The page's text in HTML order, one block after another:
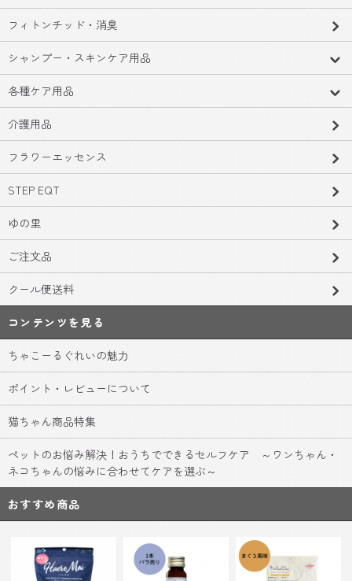
フィトンチッド・消臭
シャンプー・スキンケア用品
各種ケア用品
介護用品
フラワーエッセンス
STEP EQT
ゆの里
ご注文品
クール便送料
コンテンツを見る
ちゃこーるぐれいの魅力
ポイント・レビューについて
猫ちゃん商品特集
ペットのお悩み解決！おうちでできるセルフケア ～ワンちゃん・
ネコちゃんの悩みに合わせてケアを選ぶ～
おすすめ商品